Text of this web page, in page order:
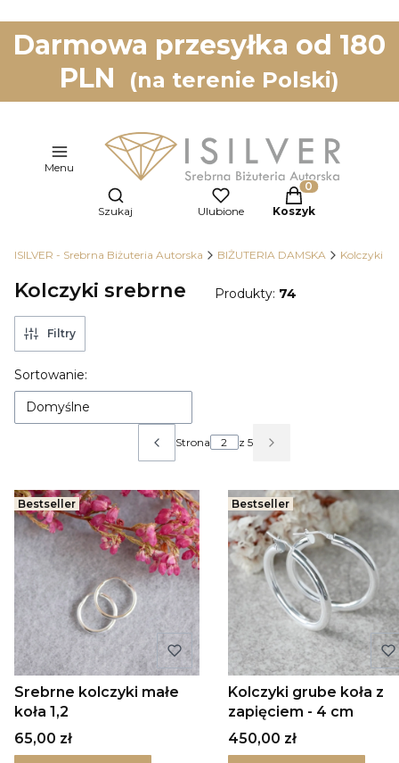
Darmowa przesyłka od 180
PLN
(na terenie Polski)
Menu
Otwórz wyszukiwarkę
Szukaj Ulubione
Produkty w
Koszyk
ISILVER - Srebrna Biżuteria Autorska BIŻUTERIA DAMSKA Kolczyki
Kolczyki srebrne Produkty: 74
Filtry
Lista produktów
Sortowanie:
Domyślne
Poprzednie produkty
Strona z 5 Następne produkty
Bestseller
Srebrne kolczyki małe
koła 1,2
Cena
65,00 zł
Bestseller
Kolczyki grube koła z
zapięciem - 4 cm
Cena
450,00 zł